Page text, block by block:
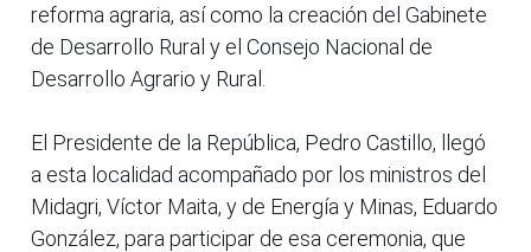
reforma agraria, así como la creación del Gabinete
de Desarrollo Rural y el Consejo Nacional de
Desarrollo Agrario y Rural.
El Presidente de la República, Pedro Castillo, llegó
a esta localidad acompañado por los ministros del
Midagri, Víctor Maita, y de Energía y Minas, Eduardo
González, para participar de esa ceremonia, que